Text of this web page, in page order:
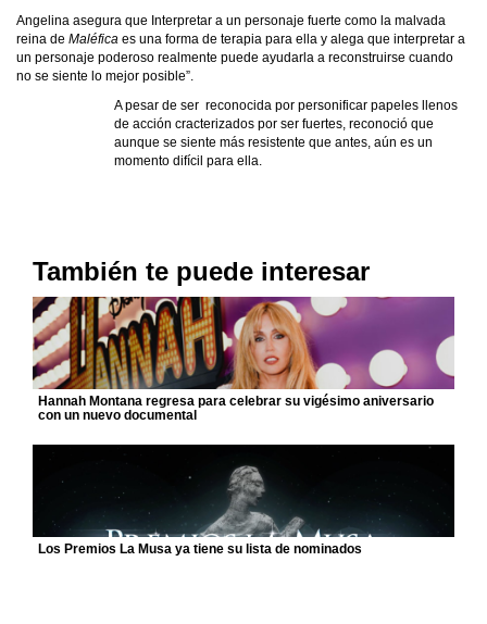
Angelina asegura que Interpretar a un personaje fuerte como la malvada
reina de Maléfica es una forma de terapia para ella y alega que interpretar a
un personaje poderoso realmente puede ayudarla a reconstruirse cuando
no se siente lo mejor posible”.
A pesar de ser reconocida por personificar papeles llenos
de acción cracterizados por ser fuertes, reconoció que
aunque se siente más resistente que antes, aún es un
momento difícil para ella.
También te puede interesar
Hannah Montana regresa para celebrar su vigésimo aniversario
con un nuevo documental
Los Premios La Musa ya tiene su lista de nominados